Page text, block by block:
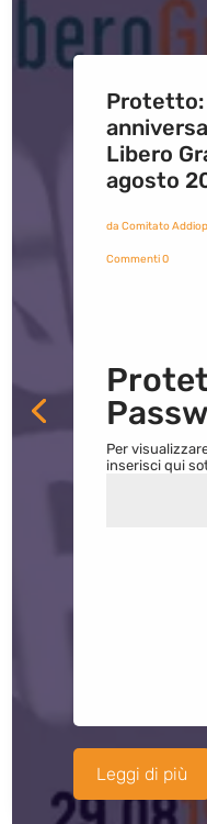
Protetto:
Libero
agosto
da Comitato
Commenti 0
Per
inserisci qui
Leggi di più